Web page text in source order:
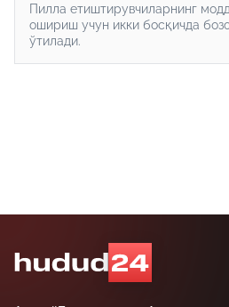
Пилла етиштирувчиларнинг
ошириш учун икки босқичда
ўтилади.